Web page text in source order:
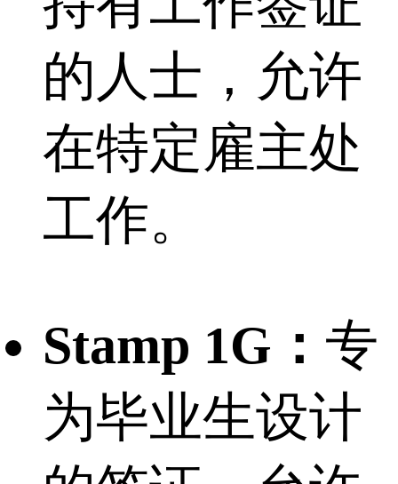
的人士，允许
在特定雇主处
工作。
Stamp 1G： 专
为毕业生设计